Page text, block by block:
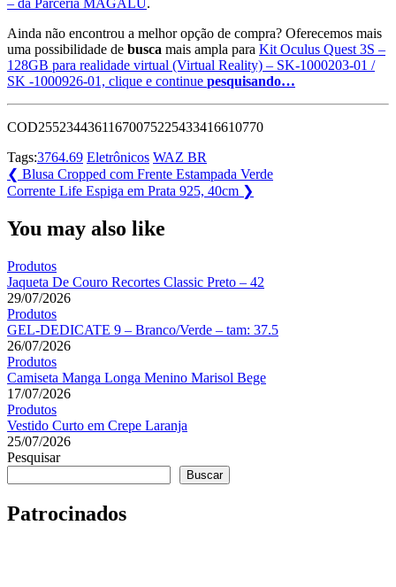
Ainda não encontrou a melhor opção de compra? Oferecemos mais
uma possibilidade de busca mais ampla para Kit Oculus Quest 3S –
128GB para realidade virtual (Virtual Reality) – SK-1000203-01 /
SK -1000926-01, clique e continue pesquisando…
COD25523443611670075225433416610770
Tags:3764.69 Eletrônicos WAZ BR
Navegação
de
Post
❮ Previous
Post:
Blusa Cropped com Frente Estampada Verde
Next
Corrente Life Espiga em Prata 925, 40cm ❯
You may also like
Produtos
Jaqueta De Couro Recortes Classic Preto – 42
29/07/2026
Produtos
GEL-DEDICATE 9 – Branco/Verde – tam: 37.5
26/07/2026
Produtos
Camiseta Manga Longa Menino Marisol Bege
17/07/2026
Produtos
Vestido Curto em Crepe Laranja
25/07/2026
Pesquisar
Buscar
Patrocinados